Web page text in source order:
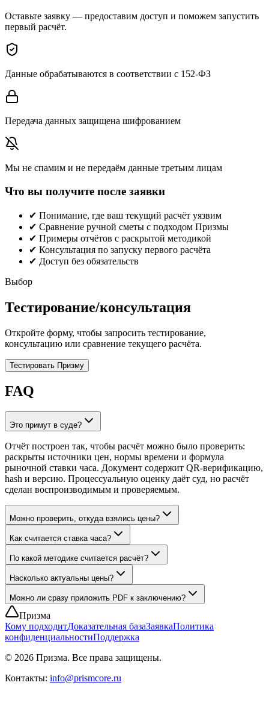
Оставьте заявку — предоставим доступ и поможем запустить
первый расчёт.
Данные обрабатываются в соответствии с 152-ФЗ
Передача данных защищена шифрованием
Мы не спамим и не передаём данные третьим лицам
Что вы получите после заявки
✔ Понимание, где ваш текущий расчёт уязвим
✔ Сравнение ручной сметы с подходом Призмы
✔ Примеры отчётов с раскрытой методикой
✔ Консультация по запуску первого расчёта
✔ Доступ без обязательств
Выбор
Тестирование/консультация
Откройте форму, чтобы запросить тестирование,
консультацию или сравнение текущего расчёта.
Тестировать Призму
FAQ
Это примут в суде?
Отчёт построен так, чтобы расчёт можно было проверить:
раскрыты источники цен, нормы времени и формула
рыночной ставки часа. Документ содержит QR-верификацию,
hash и версию. Процессуальную оценку даёт суд, но расчёт
сделан воспроизводимым и проверяемым.
Можно проверить, откуда взялись цены?
Как считается ставка часа?
По какой методике считается расчёт?
Насколько актуальны цены?
Можно ли сразу приложить PDF к заключению?
Призма
Кому подходитДоказательная базаЗаявкаПолитика
конфиденциальностиПоддержка
© 2026 Призма. Все права защищены.
Контакты: info@prismcore.ru